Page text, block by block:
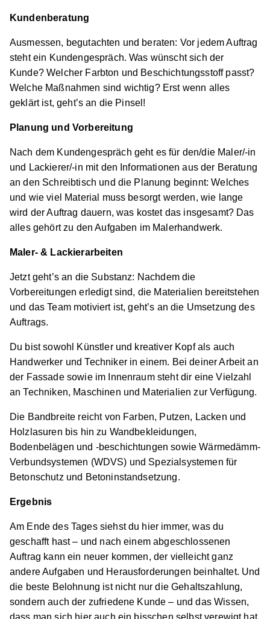
Kundenberatung
Ausmessen, begutachten und beraten: Vor jedem Auftrag
steht ein Kundengespräch. Was wünscht sich der
Kunde? Welcher Farbton und Beschichtungsstoff passt?
Welche Maßnahmen sind wichtig? Erst wenn alles
geklärt ist, geht’s an die Pinsel!
Planung und Vorbereitung
Nach dem Kundengespräch geht es für den/die Maler/-in
und Lackierer/-in mit den Informationen aus der Beratung
an den Schreibtisch und die Planung beginnt: Welches
und wie viel Material muss besorgt werden, wie lange
wird der Auftrag dauern, was kostet das insgesamt? Das
alles gehört zu den Aufgaben im Malerhandwerk.
Maler- & Lackierarbeiten
Jetzt geht’s an die Substanz: Nachdem die
Vorbereitungen erledigt sind, die Materialien bereitstehen
und das Team motiviert ist, geht’s an die Umsetzung des
Auftrags.
Du bist sowohl Künstler und kreativer Kopf als auch
Handwerker und Techniker in einem. Bei deiner Arbeit an
der Fassade sowie im Innenraum steht dir eine Vielzahl
an Techniken, Maschinen und Materialien zur Verfügung.
Die Bandbreite reicht von Farben, Putzen, Lacken und
Holzlasuren bis hin zu Wandbekleidungen,
Bodenbelägen und -beschichtungen sowie Wärmedämm-
Verbundsystemen (WDVS) und Spezialsystemen für
Betonschutz und Betoninstandsetzung.
Ergebnis
Am Ende des Tages siehst du hier immer, was du
geschafft hast – und nach einem abgeschlossenen
Auftrag kann ein neuer kommen, der vielleicht ganz
andere Aufgaben und Herausforderungen beinhaltet. Und
die beste Belohnung ist nicht nur die Gehaltszahlung,
sondern auch der zufriedene Kunde – und das Wissen,